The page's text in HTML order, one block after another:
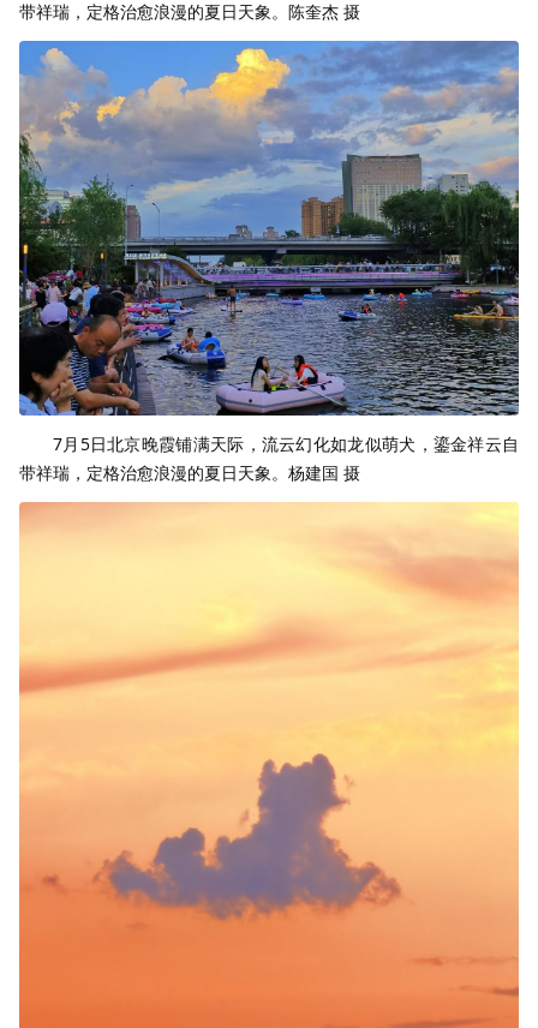
带祥瑞，定格治愈浪漫的夏日天象。陈奎杰 摄
7月5日北京晚霞铺满天际，流云幻化如龙似萌犬，鎏金祥云自
带祥瑞，定格治愈浪漫的夏日天象。杨建国 摄